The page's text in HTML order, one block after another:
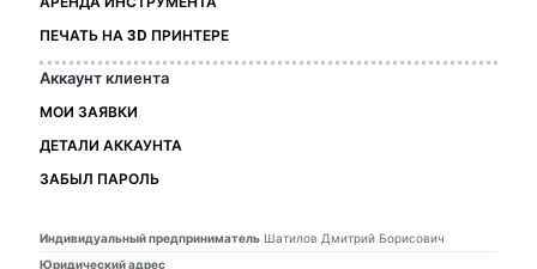
ПЕЧАТЬ НА 3D ПРИНТЕРЕ
Аккаунт клиента
МОИ ЗАЯВКИ
ДЕТАЛИ АККАУНТА
ЗАБЫЛ ПАРОЛЬ
Индивидуальный предприниматель Шатилов Дмитрий Борисович
Юридический адрес